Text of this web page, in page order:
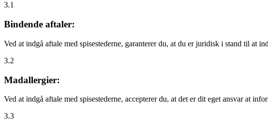
3.1
Bindende aftaler:
Ved at indgå aftale med spisestederne, garanterer du, at du er juridisk i stand til at
3.2
Madallergier:
Ved at indgå aftale med spisestederne, accepterer du, at det er dit eget ansvar at
3.3